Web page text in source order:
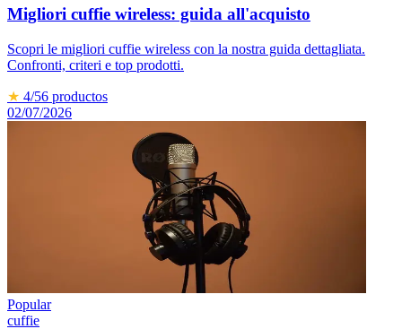
Migliori cuffie wireless: guida all'acquisto
Scopri le migliori cuffie wireless con la nostra guida dettagliata.
Confronti, criteri e top prodotti.
★ 4/56 productos
02/07/2026
Popular
cuffie